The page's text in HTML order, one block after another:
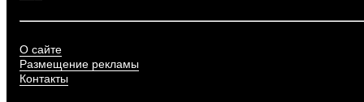
О сайте
Размещение рекламы
Контакты